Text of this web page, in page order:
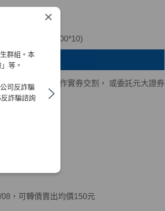
×
群組。本
等。
司反詐騙
詐騙諮詢
元(2.53*1000*10)
戶履約時可選擇作實券交割， 或委託元大證券
，可轉債賣出均價150元